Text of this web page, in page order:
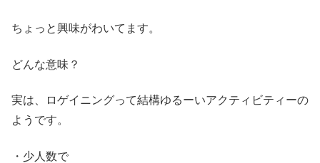
ちょっと興味がわいてます。
どんな意味？
実は、ロゲイニングって結構ゆるーいアクティビティーの
ようです。
・少人数で